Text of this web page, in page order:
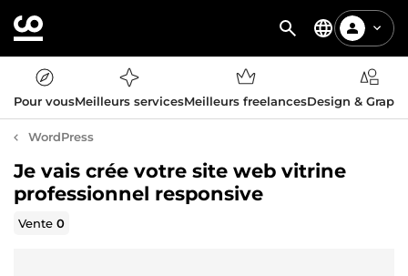
Pour vousMeilleurs servicesMeilleurs freelancesDesign &
WordPress
Je vais crée votre site web vitrine
professionnel responsive
Vente0